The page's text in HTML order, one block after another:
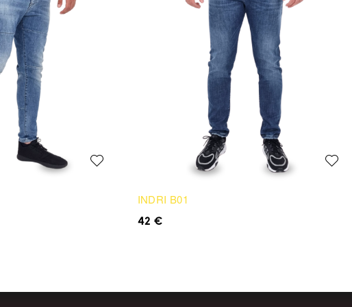
INDRI B01
42 €